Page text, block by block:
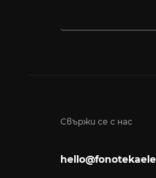
Свържи се с нас